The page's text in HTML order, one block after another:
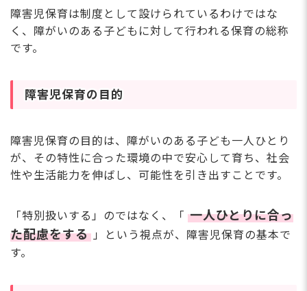
障害児保育に関するよくある質問Q＆A
Q. 保育士の配置基準はどうなっていますか？
Q. 障害児保育の課題は何ですか？
障害児保育は、すべての子どもの育ちを支える保
育
障害児保育は制度として設けられているわけではな
く、障がいのある子どもに対して行われる保育の総称
です。
障害児保育の目的
障害児保育の目的は、障がいのある子ども一人ひとり
が、その特性に合った環境の中で安心して育ち、社会
性や生活能力を伸ばし、可能性を引き出すことです。
「特別扱いする」のではなく、「
一人ひとりに合っ
た配慮をする 」という視点が、障害児保育の基本で
す。